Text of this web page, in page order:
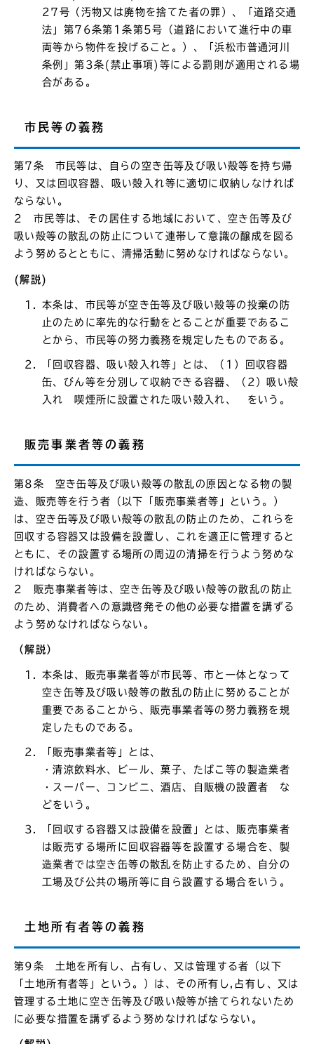
27号（汚物又は廃物を捨てた者の罪）、「道路交通
法」第76条第1条第5号（道路において進行中の車
両等から物件を投げること。）、「浜松市普通河川
条例」第3条(禁止事項)等による罰則が適用される場
合がある。
市民等の義務
第7条 市民等は、自らの空き缶等及び吸い殻等を持ち帰
り、又は回収容器、吸い殻入れ等に適切に収納しなければ
ならない。
2 市民等は、その居住する地域において、空き缶等及び
吸い殻等の散乱の防止について連帯して意識の醸成を図る
よう努めるとともに、清掃活動に努めなければならない。
(解説)
本条は、市民等が空き缶等及び吸い殻等の投棄の防
止のために率先的な行動をとることが重要であるこ
とから、市民等の努力義務を規定したものである。
「回収容器、吸い殻入れ等」とは、（1）回収容器
缶、びん等を分別して収納できる容器、（2）吸い殻
入れ 喫煙所に設置された吸い殻入れ、 をいう。
販売事業者等の義務
第8条 空き缶等及び吸い殻等の散乱の原因となる物の製
造、販売等を行う者（以下「販売事業者等」という。）
は、空き缶等及び吸い殻等の散乱の防止のため、これらを
回収する容器又は設備を設置し、これを適正に管理すると
ともに、その設置する場所の周辺の清掃を行うよう努めな
ければならない。
2 販売事業者等は、空き缶等及び吸い殻等の散乱の防止
のため、消費者への意識啓発その他の必要な措置を講ずる
よう努めなければならない。
（解説）
本条は、販売事業者等が市民等、市と一体となって
空き缶等及び吸い殻等の散乱の防止に努めることが
重要であることから、販売事業者等の努力義務を規
定したものである。
「販売事業者等」とは、
・清涼飲料水、ビール、菓子、たばこ等の製造業者
・スーパー、コンビニ、酒店、自販機の設置者 な
どをいう。
「回収する容器又は設備を設置」とは、販売事業者
は販売する場所に回収容器等を設置する場合を、製
造業者では空き缶等の散乱を防止するため、自分の
工場及び公共の場所等に自ら設置する場合をいう。
土地所有者等の義務
第9条 土地を所有し、占有し、又は管理する者（以下
「土地所有者等」という。）は、その所有し,占有し、又は
管理する土地に空き缶等及び吸い殻等が捨てられないため
に必要な措置を講ずるよう努めなければならない。